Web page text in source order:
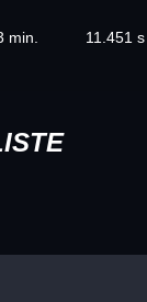
min. 11.451 s